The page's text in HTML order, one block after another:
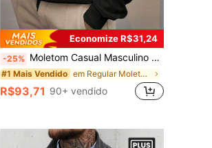
Economize R$31,24
-25% Moletom Casual Masculino Plus Size de Cor Sólida, Gola Redonda, Manga Longa e Solto
#1 Mais Vendido em Regular Moletons masculinos plus size
R$93,71 90+ vendido